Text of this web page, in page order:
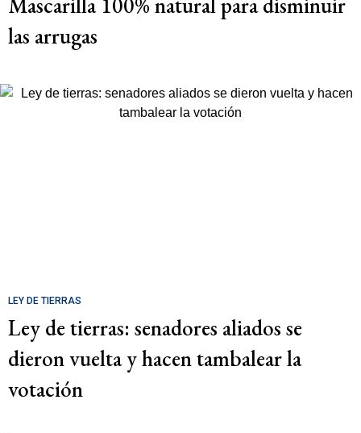
las arrugas
LEY DE TIERRAS
Ley de tierras: senadores aliados se
dieron vuelta y hacen tambalear la
votación